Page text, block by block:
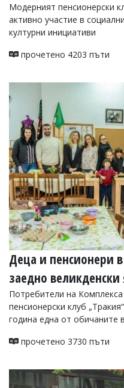
Модерният пенсионерски
активно участие в
културни инициативи
прочетено 4203 пъти
Деца и пенсионери
заедно
Потребители на
пенсионерски клуб
година една от обичаните
прочетено 3730 пъти